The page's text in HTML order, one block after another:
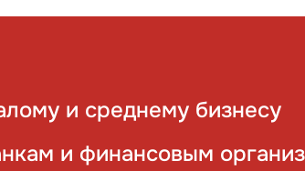
и среднему бизнесу
и финансовым